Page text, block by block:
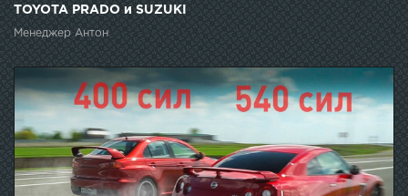
TOYOTA PRADO и SUZUKI
Менеджер Антон